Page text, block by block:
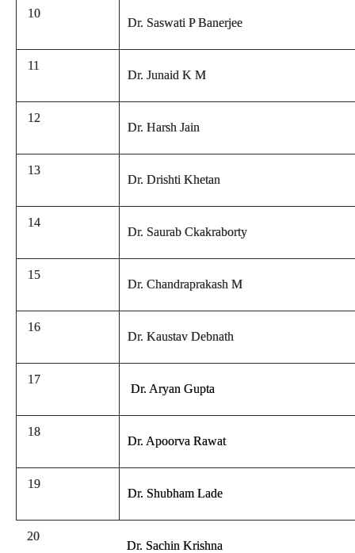
10
Dr. Saswati P Banerjee
11
Dr. Junaid K M
12
Dr. Harsh Jain
13
Dr. Drishti Khetan
14
Dr. Saurab Ckakraborty
15
Dr. Chandraprakash M
16
Dr. Kaustav Debnath
17
Dr. Aryan Gupta
18
Dr. Apoorva Rawat
19
Dr. Shubham Lade
20
Dr. Sachin Krishna